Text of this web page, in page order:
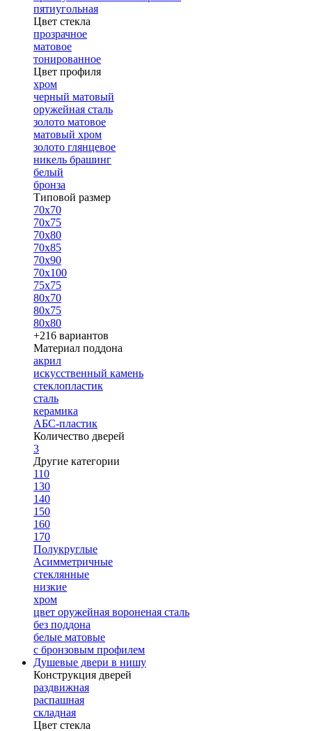
пятиугольная
Цвет стекла
прозрачное
матовое
тонированное
Цвет профиля
хром
черный матовый
оружейная сталь
золото матовое
матовый хром
золото глянцевое
никель брашинг
белый
бронза
Типовой размер
70х70
70х75
70х80
70х85
70х90
70х100
75х75
80х70
80х75
80х80
+216 вариантов
Материал поддона
акрил
искусственный камень
стеклопластик
сталь
керамика
АБС-пластик
Количество дверей
3
Другие категории
110
130
140
150
160
170
Полукруглые
Асимметричные
стеклянные
низкие
хром
цвет оружейная вороненая сталь
без поддона
белые матовые
с бронзовым профилем
Душевые двери в нишу
Конструкция дверей
раздвижная
распашная
складная
Цвет стекла